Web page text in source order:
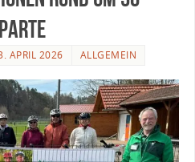
APRIL 2026 ALLGEMEIN